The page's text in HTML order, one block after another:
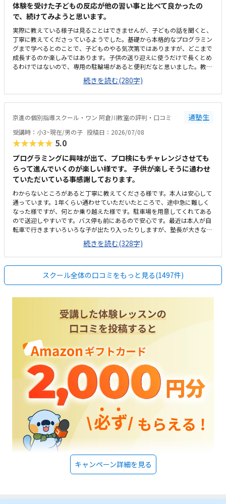
体験を受けた子どもの反応が他の習い事と比べて良かったの
で、続けてみようと思います。
実際に教えている様子は見ることはできませんが、子どもの話を聞くと、
丁寧に教えてくださっているようでした。基礎から本格的なプログラミン
グまで学べるとのことで、子どものやる気次第ではありますが、どこまで
成長するのか楽しみではあります。子供の送り迎えに使うだけで長くとめ
るわけではないので、専用の駐輪場があると便利だなと思いました。教室
は綺麗ですが、建物自体、廊下や階段などが煙草臭くて、他のテナントも
入っているので仕方がないのかも知れませんが、そこだけが気になりまし
た。１時間やってもらえて、1か月一万円前後なので、この内容なら高く
はなく、続けられると思いました。
続きを読む(280字)
京進の個別指導スクール・ワン 阿倉川教室の評判・口コミ 通塾生
受講時：小3~現在/男の子 投稿日：2026/07/08
★★★★★ 5.0
プログラミングに興味が出て、プロ検にもチャレンジさせても
らって進んでいくのが楽しい様です。 子供が楽しそうに通わせ
ていただいている事感謝しております。
わからないところがあると丁寧に教えてくださる様です。本人は安心して
通っています。1年くらい通わせていただいたところで、途中急に難しく
なった様ですが、何とか乗り越えた様です。駐車場を用意してくれてある
ので送迎しやすいです。バス停も前にあるので安心です。最近は本人が自
転車で行きますいろいろな子が出たり入ったりしますが、塾長が大きな声
で挨拶してくれるおかげかみんなきちんと挨拶をして入ってきます安いと
ありがたいですが、現在でも満足です。もともと予算は考えてなかったの
ですが、思ったよりも高いなと思った気がしますが、子供が楽しそうに通
っているので頑張ります。わからないところがあっても丁寧に指導しても
らえる様です。楽しく通わせてもらってます。特に思い当たりません
続きを読む(328字)
スクール全体の口コミをもっと見る(1497件)
キャンペーン詳細を見る